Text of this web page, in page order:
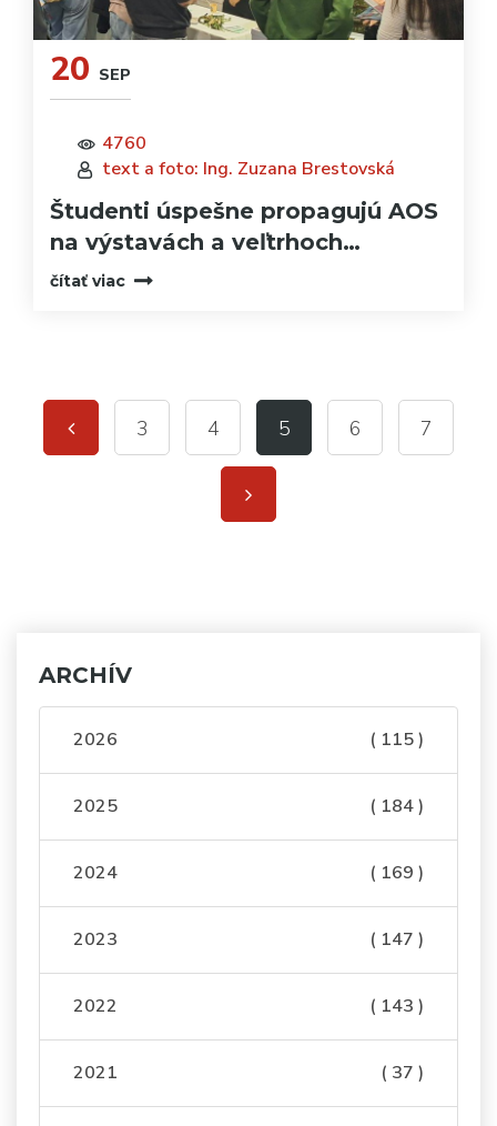
20 SEP
4760
text a foto: Ing. Zuzana Brestovská
Študenti úspešne propagujú AOS
na výstavách a veľtrhoch…
čítať viac
3 4 5 6 7
ARCHÍV
2026 ( 115 )
2025 ( 184 )
2024 ( 169 )
2023 ( 147 )
2022 ( 143 )
2021 ( 37 )